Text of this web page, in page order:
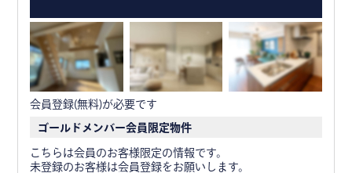
会員登録(無料)が必要です
ゴールドメンバー会員限定物件
こちらは会員のお客様限定の情報です。
未登録のお客様は会員登録をお願いします。